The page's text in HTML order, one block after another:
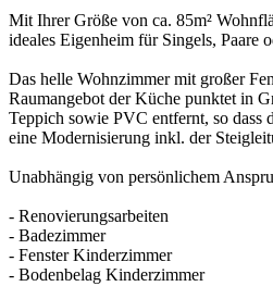
Mit Ihrer Größe von ca. 85m²
ideales Eigenheim für Singels, Paare
Das helle Wohnzimmer mit großer
Raumangebot der Küche punktet in
Teppich sowie PVC entfernt, so dass
eine Modernisierung inkl. der
Unabhängig von persönlichem
- Renovierungsarbeiten
- Badezimmer
- Fenster Kinderzimmer
- Bodenbelag Kinderzimmer